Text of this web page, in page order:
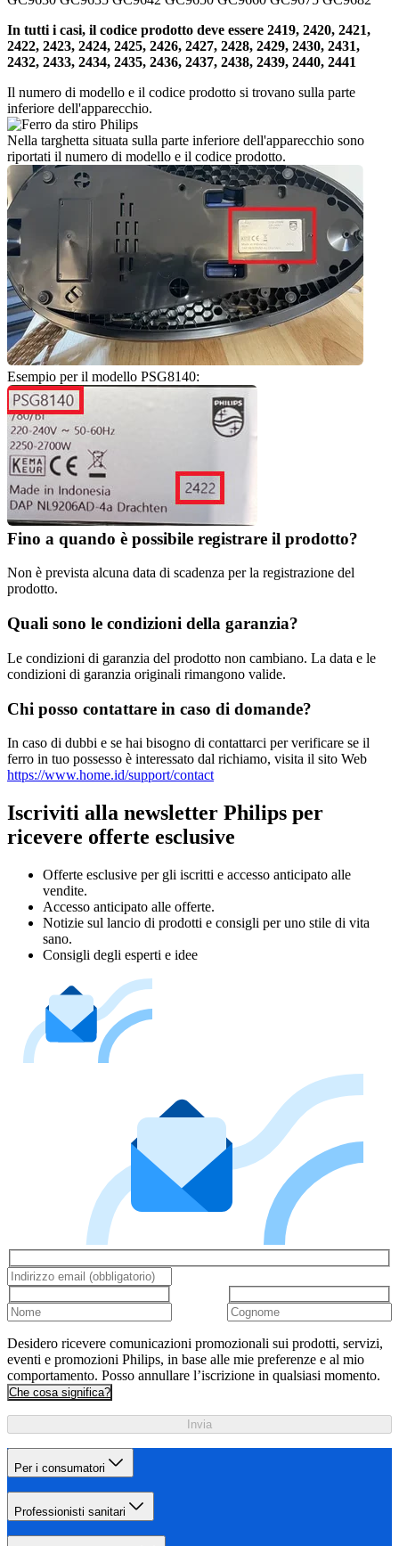
In tutti i casi, il codice prodotto deve essere 2419, 2420, 2421,
2422, 2423, 2424, 2425, 2426, 2427, 2428, 2429, 2430, 2431,
2432, 2433, 2434, 2435, 2436, 2437, 2438, 2439, 2440, 2441
Il numero di modello e il codice prodotto si trovano sulla parte
inferiore dell'apparecchio.
Nella targhetta situata sulla parte inferiore dell'apparecchio sono
riportati il numero di modello e il codice prodotto.
Esempio per il modello PSG8140:
Fino a quando è possibile registrare il prodotto?
Non è prevista alcuna data di scadenza per la registrazione del
prodotto.
Quali sono le condizioni della garanzia?
Le condizioni di garanzia del prodotto non cambiano. La data e le
condizioni di garanzia originali rimangono valide.
Chi posso contattare in caso di domande?
In caso di dubbi e se hai bisogno di contattarci per verificare se il
https://www.home.id/support/contact
Iscriviti alla newsletter Philips per
ricevere offerte esclusive
Offerte esclusive per gli iscritti e accesso anticipato alle
vendite.
Accesso anticipato alle offerte.
Notizie sul lancio di prodotti e consigli per uno stile di vita
sano.
Consigli degli esperti e idee
Desidero ricevere comunicazioni promozionali sui prodotti, servizi,
eventi e promozioni Philips, in base alle mie preferenze e al mio
comportamento. Posso annullare l’iscrizione in qualsiasi momento.
Che cosa significa?
Invia
Per i consumatori
Professionisti sanitari